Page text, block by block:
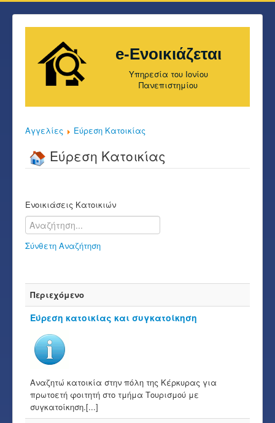
e-Ενοικιάζεται
Υπηρεσία του Ιονίου
Πανεπιστημίου
Αγγελίες Εύρεση Κατοικίας
Εύρεση Κατοικίας
Ενοικιάσεις Κατοικιών
Σύνθετη Αναζήτηση
Περιεχόμενο
Εύρεση κατοικίας και συγκατοίκηση
Αναζητώ κατοικία στην πόλη της Κέρκυρας για
πρωτοετή φοιτητή στο τμήμα Τουρισμού με
συγκατοίκηση.[...]